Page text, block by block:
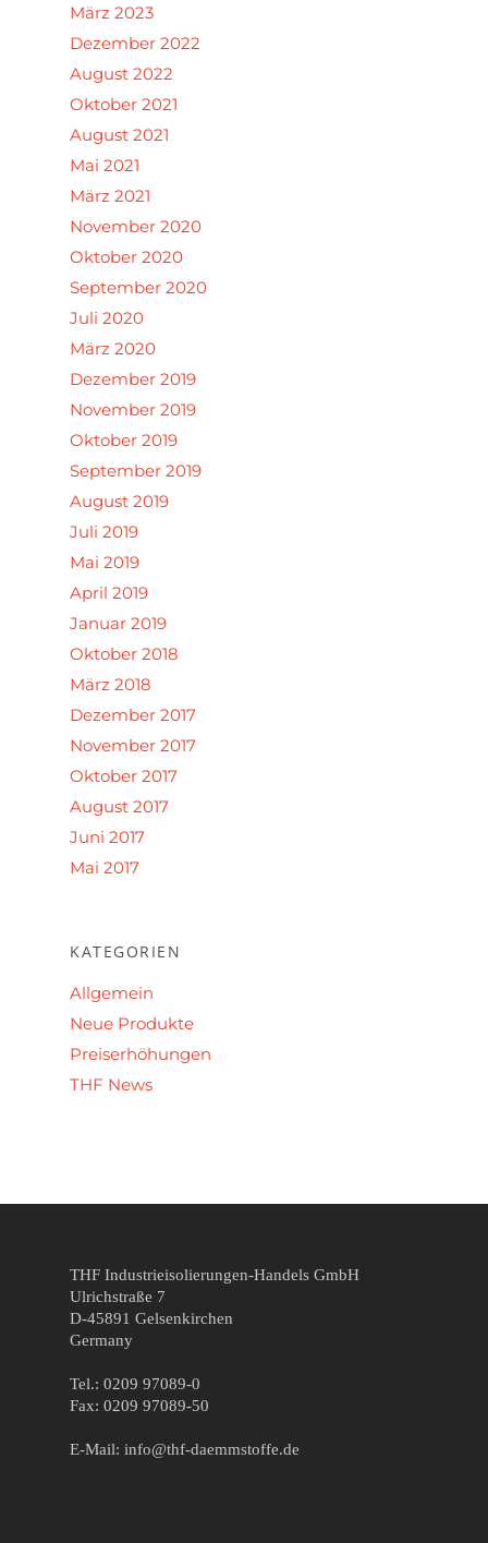
März 2023
Dezember 2022
August 2022
Oktober 2021
August 2021
Mai 2021
März 2021
November 2020
Oktober 2020
September 2020
Juli 2020
März 2020
Dezember 2019
November 2019
Oktober 2019
September 2019
August 2019
Juli 2019
Mai 2019
April 2019
Januar 2019
Oktober 2018
März 2018
Dezember 2017
November 2017
Oktober 2017
August 2017
Juni 2017
Mai 2017
KATEGORIEN
Allgemein
Neue Produkte
Preiserhöhungen
THF News
THF Industrieisolierungen-Handels GmbH
Ulrichstraße 7
D-45891 Gelsenkirchen
Germany
Tel.: 0209 97089-0
Fax: 0209 97089-50
E-Mail: info@thf-daemmstoffe.de